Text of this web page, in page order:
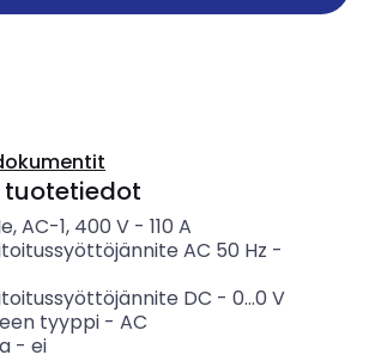
tuotetiedot
AC-1, 400 V- 110 A
AC 50 Hz -
DC - 0...0 V
tyyppi- AC
- ei